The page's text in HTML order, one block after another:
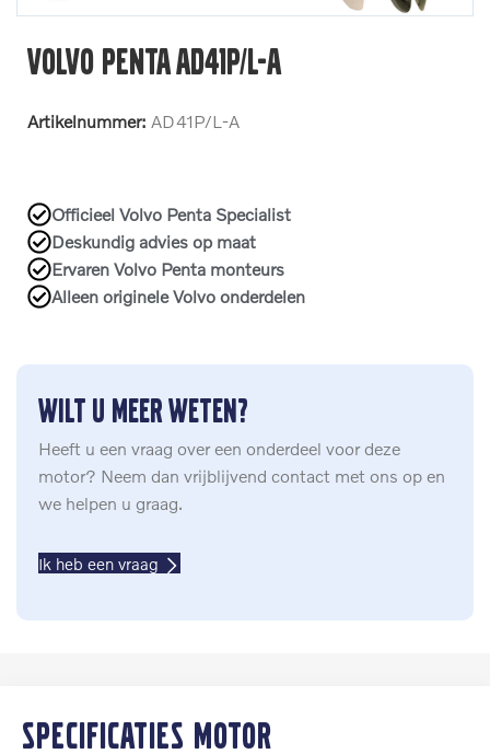
Volvo Penta AD41P/L-A
Artikelnummer: AD41P/L-A
Officieel Volvo Penta Specialist
Deskundig advies op maat
Ervaren Volvo Penta monteurs
Alleen originele Volvo onderdelen
Wilt u meer weten?
Heeft u een vraag over een onderdeel voor deze
motor? Neem dan vrijblijvend contact met ons op en
we helpen u graag.
Ik heb een vraag
Specificaties motor